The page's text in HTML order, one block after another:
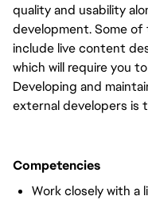
quality and usability
development. Some
include live content
which will require you
Developing and
external developers is
Competencies
Work closely with a